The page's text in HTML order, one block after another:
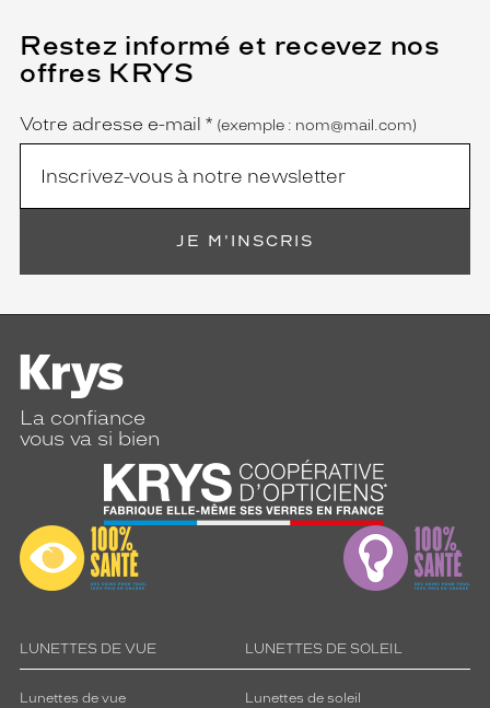
Restez informé et recevez nos
offres KRYS
Name
Votre adresse e-mail *
(Ce
champ
est
obligatoire)
(exemple : nom@mail.com)
JE M'INSCRIS
La confiance
vous va si bien
LUNETTES DE VUE
Lunettes de vue
LUNETTES DE SOLEIL
Lunettes de soleil